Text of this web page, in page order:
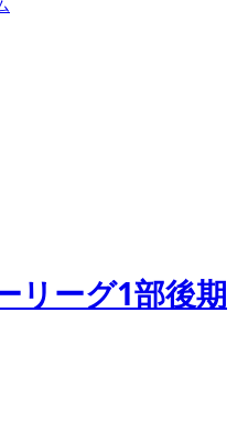
リーグ1部後期